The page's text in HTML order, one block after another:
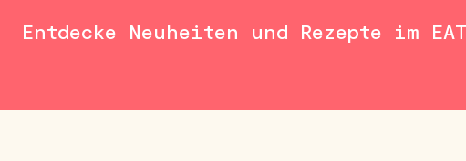
Entdecke Neuheiten und Rezepte im EAT